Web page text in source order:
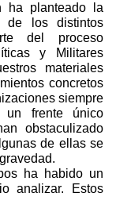
ha planteado la
de los distintos
del proceso
y Militares
materiales
concretos
siempre
frente único
obstaculizado
de ellas se
ha habido un
analizar. Estos